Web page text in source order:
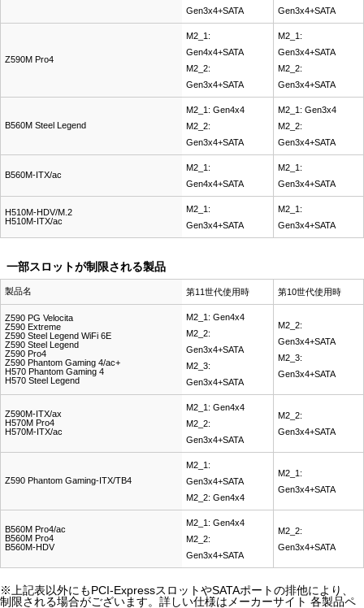
Gen3x4+SATA
Gen3x4+SATA
Z590M Pro4
M2_1:
Gen4x4+SATA
M2_2:
Gen3x4+SATA
M2_1:
Gen3x4+SATA
M2_2:
Gen3x4+SATA
B560M Steel Legend
M2_1: Gen4x4
M2_2:
Gen3x4+SATA
M2_1: Gen3x4
M2_2:
Gen3x4+SATA
B560M-ITX/ac
M2_1:
Gen4x4+SATA
M2_1:
Gen3x4+SATA
H510M-HDV/M.2
H510M-ITX/ac
M2_1:
Gen3x4+SATA
M2_1:
Gen3x4+SATA
一部スロットが制限される製品
製品名 第11世代使用時 第10世代使用時
Z590 PG Velocita
Z590 Extreme
Z590 Steel Legend WiFi 6E
Z590 Steel Legend
Z590 Pro4
Z590 Phantom Gaming 4/ac+
H570 Phantom Gaming 4
H570 Steel Legend
M2_1: Gen4x4
M2_2:
Gen3x4+SATA
M2_3:
Gen3x4+SATA
M2_2:
Gen3x4+SATA
M2_3:
Gen3x4+SATA
Z590M-ITX/ax
H570M Pro4
H570M-ITX/ac
M2_1: Gen4x4
M2_2:
Gen3x4+SATA
M2_2:
Gen3x4+SATA
Z590 Phantom Gaming-ITX/TB4
M2_1:
Gen3x4+SATA
M2_2: Gen4x4
M2_1:
Gen3x4+SATA
B560M Pro4/ac
B560M Pro4
B560M-HDV
M2_1: Gen4x4
M2_2:
Gen3x4+SATA
M2_2:
Gen3x4+SATA
※上記表以外にもPCI-ExpressスロットやSATAポートの排他により、
制限される場合がございます。詳しい仕様はメーカーサイト 各製品ペ